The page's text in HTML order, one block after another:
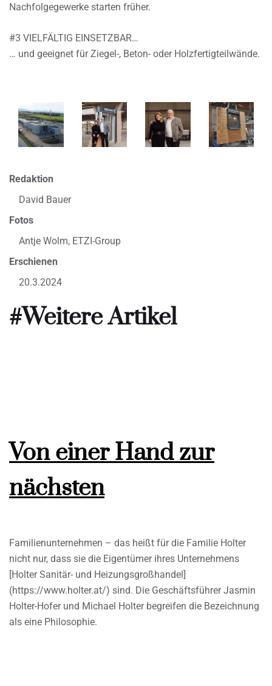
Nachfolgegewerke starten früher.
#3 VIELFÄLTIG EINSETZBAR…
… und geeignet für Ziegel-, Beton- oder Holzfertigteilwände.
Redaktion
David Bauer
Fotos
Antje Wolm, ETZI-Group
Erschienen
20.3.2024
#Weitere Artikel
Von einer Hand zur
nächsten
Familienunternehmen – das heißt für die Familie Holter
nicht nur, dass sie die Eigentümer ihres Unternehmens
[Holter Sanitär- und Heizungsgroßhandel]
(https://www.holter.at/) sind. Die Geschäftsführer Jasmin
Holter-Hofer und Michael Holter begreifen die Bezeichnung
als eine Philosophie.